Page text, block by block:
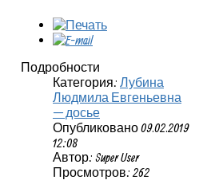
Подробности
Категория: Лубина
Людмила Евгеньевна
— досье
Опубликовано 09.02.2019
12:08
Автор: Super User
Просмотров: 262